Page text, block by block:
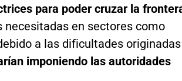
para poder cruzar la
necesitadas en sectores como
a las dificultades originadas
imponiendo las autoridades